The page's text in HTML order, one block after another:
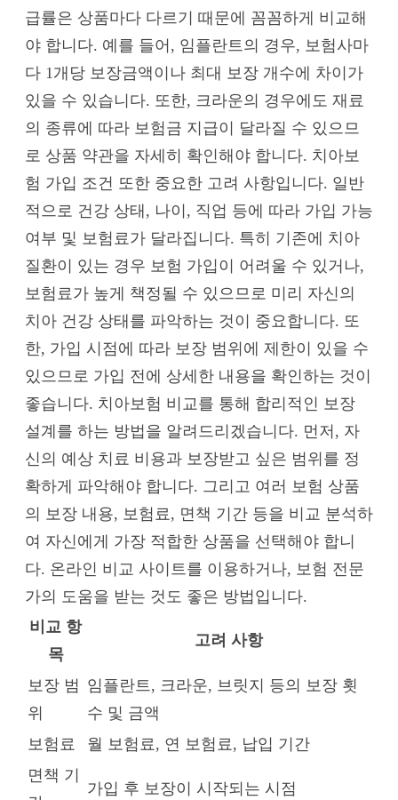
급률은 상품마다 다르기 때문에 꼼꼼하게 비교해
야 합니다. 예를 들어, 임플란트의 경우, 보험사마
다 1개당 보장금액이나 최대 보장 개수에 차이가
있을 수 있습니다. 또한, 크라운의 경우에도 재료
의 종류에 따라 보험금 지급이 달라질 수 있으므
로 상품 약관을 자세히 확인해야 합니다. 치아보
험 가입 조건 또한 중요한 고려 사항입니다. 일반
적으로 건강 상태, 나이, 직업 등에 따라 가입 가능
여부 및 보험료가 달라집니다. 특히 기존에 치아
질환이 있는 경우 보험 가입이 어려울 수 있거나,
보험료가 높게 책정될 수 있으므로 미리 자신의
치아 건강 상태를 파악하는 것이 중요합니다. 또
한, 가입 시점에 따라 보장 범위에 제한이 있을 수
있으므로 가입 전에 상세한 내용을 확인하는 것이
좋습니다. 치아보험 비교를 통해 합리적인 보장
설계를 하는 방법을 알려드리겠습니다. 먼저, 자
신의 예상 치료 비용과 보장받고 싶은 범위를 정
확하게 파악해야 합니다. 그리고 여러 보험 상품
의 보장 내용, 보험료, 면책 기간 등을 비교 분석하
여 자신에게 가장 적합한 상품을 선택해야 합니
다. 온라인 비교 사이트를 이용하거나, 보험 전문
가의 도움을 받는 것도 좋은 방법입니다.
비교 항
목
고려 사항
보장 범
위
임플란트, 크라운, 브릿지 등의 보장 횟
수 및 금액
보험료
월 보험료, 연 보험료, 납입 기간
면책 기
가입 후 보장이 시작되는 시점